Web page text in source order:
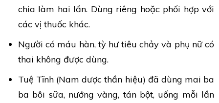
chia làm hai lần. Dùng riêng hoặc phối hợp với
các vị thuốc khác.
Người có máu hàn, tỳ hư tiêu chảy và phụ nữ có
thai không được dùng.
Tuệ Tĩnh (Nam dược thần hiệu) đã dùng mai ba
ba bôi sữa, nướng vàng, tán bột, uống mỗi lần